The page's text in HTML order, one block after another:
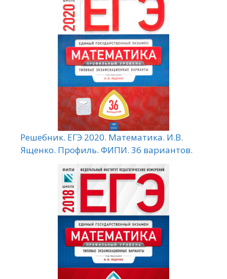
Решебник. ЕГЭ 2020. Математика. И.В.
Ященко. Профиль. ФИПИ. 36 вариантов.